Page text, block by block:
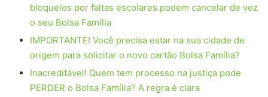
bloqueios por faltas escolares podem cancelar de vez
o seu Bolsa Família
IMPORTANTE! Você precisa estar na sua cidade de
origem para solicitar o novo cartão Bolsa Família?
Inacreditável! Quem tem processo na justiça pode
PERDER o Bolsa Família? A regra é clara